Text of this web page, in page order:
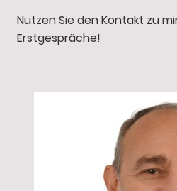
Nutzen Sie den Kontakt zu
Erstgespräche!